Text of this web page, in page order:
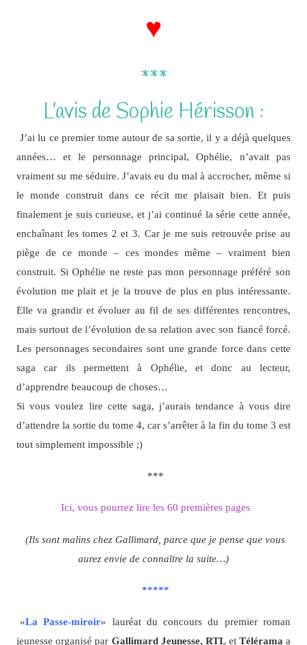
♥
***
L’avis de Sophie Hérisson :
J’ai lu ce premier tome autour de sa sortie, il y a déjà quelques
années… et le personnage principal, Ophélie, n’avait pas
vraiment su me séduire. J’avais eu du mal à accrocher, même si
le monde construit dans ce récit me plaisait bien. Et puis
finalement je suis curieuse, et j’ai continué la série cette année,
enchaînant les tomes 2 et 3. Car je me suis retrouvée prise au
piège de ce monde – ces mondes même – vraiment bien
construit. Si Ophélie ne reste pas mon personnage préféré son
évolution me plait et je la trouve de plus en plus intéressante.
Elle va grandir et évoluer au fil de ses différentes rencontres,
mais surtout de l’évolution de sa relation avec son fiancé forcé.
Les personnages secondaires sont une grande force dans cette
saga car ils permettent à Ophélie, et donc au lecteur,
d’apprendre beaucoup de choses…
Si vous voulez lire cette saga, j’aurais tendance à vous dire
d’attendre la sortie du tome 4, car s’arrêter à la fin du tome 3 est
tout simplement impossible ;)
***
Ici, vous pourrez lire les 60 premières pages
(Ils sont malins chez Gallimard, parce que je pense que vous
aurez envie de connaître la suite…)
*****
«La Passe-miroir» lauréat du concours du premier roman
jeunesse organisé par Gallimard Jeunesse, RTL et Téléramaa